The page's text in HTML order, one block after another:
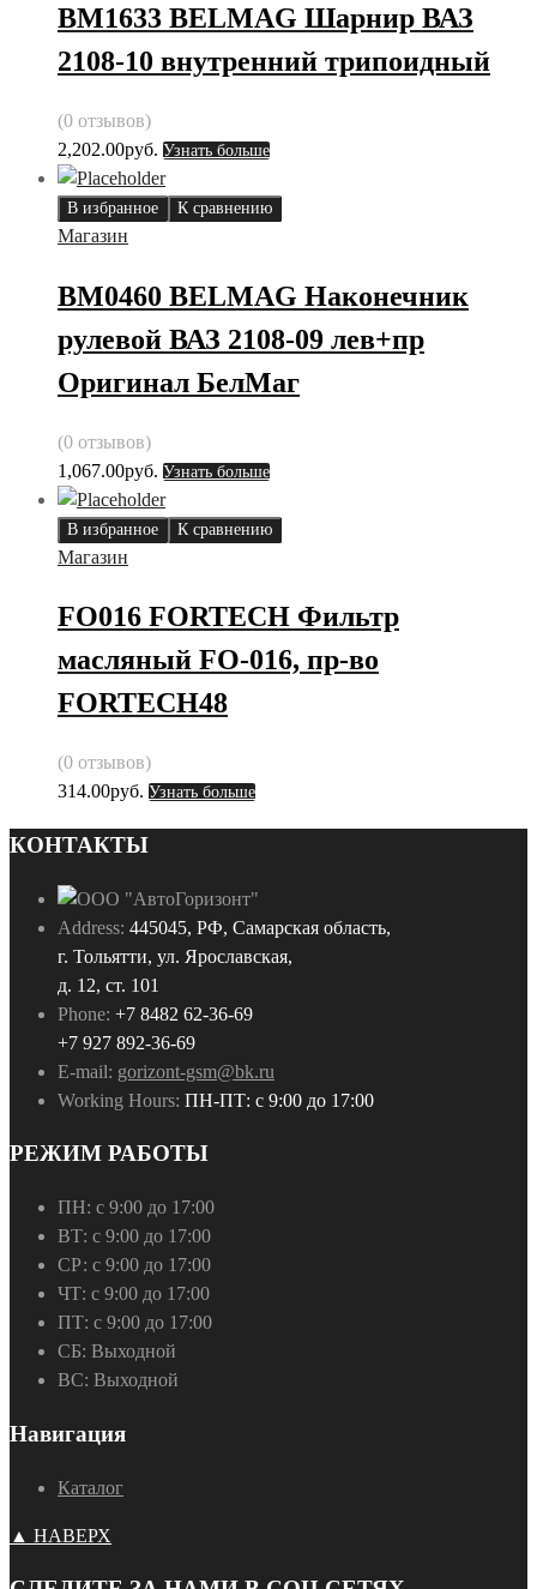
BM1633 BELMAG Шарнир ВАЗ
2108-10 внутренний трипоидный
(0 отзывов)
2,202.00руб. Узнать больше
В избранное К сравнению
Магазин
BM0460 BELMAG Наконечник
рулевой ВАЗ 2108-09 лев+пр
Оригинал БелМаг
(0 отзывов)
1,067.00руб. Узнать больше
В избранное К сравнению
Магазин
FO016 FORTECH Фильтр
масляный FO-016, пр-во
FORTECH48
(0 отзывов)
314.00руб. Узнать больше
КОНТАКТЫ
Address: 445045, РФ, Самарская область,
г. Тольятти, ул. Ярославская,
д. 12, ст. 101
Phone: +7 8482 62-36-69
+7 927 892-36-69
E-mail: gorizont-gsm@bk.ru
Working Hours: ПН-ПТ: с 9:00 до 17:00
РЕЖИМ РАБОТЫ
ПН: с 9:00 до 17:00
ВТ: с 9:00 до 17:00
СР: с 9:00 до 17:00
ЧТ: с 9:00 до 17:00
ПТ: с 9:00 до 17:00
СБ: Выходной
ВС: Выходной
Навигация
Каталог
▲ НАВЕРХ